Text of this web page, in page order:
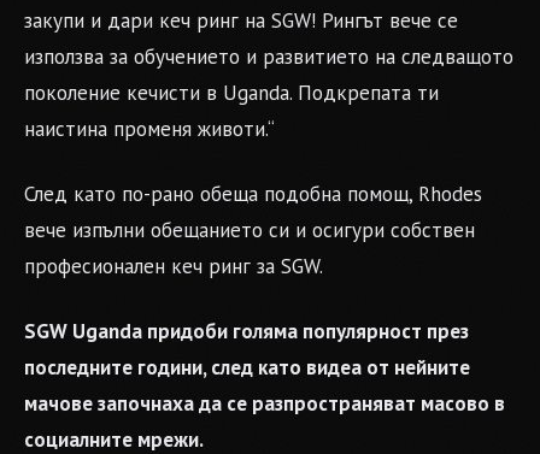
закупи и дари кеч ринг на SGW! Рингът вече се
използва за обучението и развитието на следващото
поколение кечисти в Uganda. Подкрепата ти
наистина променя животи.“
След като по-рано обеща подобна помощ, Rhodes
вече изпълни обещанието си и осигури собствен
професионален кеч ринг за SGW.
SGW Uganda придоби голяма популярност през
последните години, след като видеа от нейните
мачове започнаха да се разпространяват масово в
социалните мрежи.